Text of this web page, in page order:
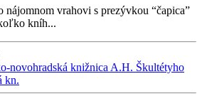
nájomnom vrahovi s prezývkou “čapica”
kníh...
novohradská knižnica A.H. Škultétyho
kn.